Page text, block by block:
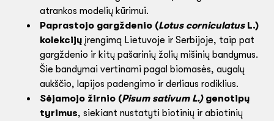
atrankos modelių kūrimui.
Paprastojo gargždenio (Lotus corniculatusL.)
kolekcijų įrengimą Lietuvoje ir Serbijoje, taip pat
gargždenio ir kitų pašarinių žolių mišinių bandymus.
Šie bandymai vertinami pagal biomasės, augalų
aukščio, lapijos padengimo ir derliaus rodiklius.
Sėjamojo žirnio (Pisum sativum L.)genotipų
tyrimus, siekiant nustatyti biotinių ir abiotinių